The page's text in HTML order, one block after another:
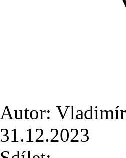
Autor:
31.12.2023